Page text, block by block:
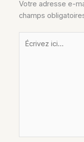
Votre adresse e-
champs
Écrivez
ici…